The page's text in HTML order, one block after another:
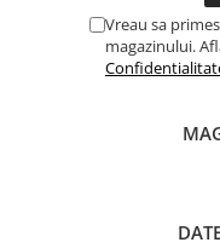
Vreau sa
magazinului.